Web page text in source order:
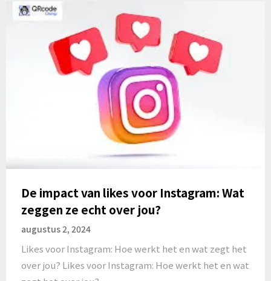
De impact van likes voor Instagram: Wat
zeggen ze echt over jou?
augustus 2, 2024
Likes voor Instagram: Hoe werkt het en wat zegt het
over jou? Likes voor Instagram: Hoe werkt het en wat